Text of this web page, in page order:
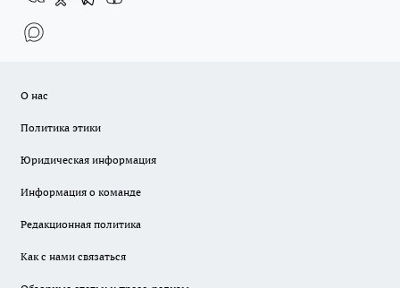
О нас
Политика этики
Юридическая информация
Информация о команде
Редакционная политика
Как с нами связаться